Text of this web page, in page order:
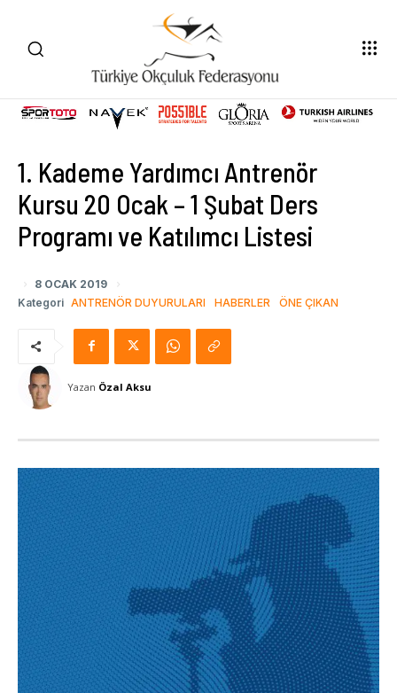
1. Kademe Yardımcı Antrenör
Kursu 20 Ocak – 1 Şubat Ders
Programı ve Katılımcı Listesi
8 OCAK 2019
Kategori ANTRENÖR DUYURULARI HABERLER ÖNE ÇIKAN
Yazan Özal Aksu